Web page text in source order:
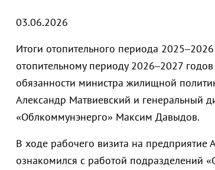
03.06.2026
Итоги отопительного периода
отопительному периоду 2026–2027
обязанности министра жилищной
Александр Матвиевский и генеральный
«Облкоммунэнерго» Максим Давыдов.
В ходе рабочего визита на предприятие
ознакомился с работой подразделений